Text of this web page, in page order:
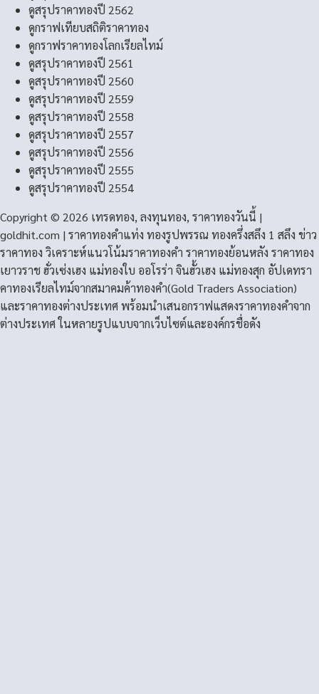
ดูสรุปราคาทองปี 2562
ดูกราฟเทียบสถิติราคาทอง
ดูกราฟราคาทองโลกเรียลไทม์
ดูสรุปราคาทองปี 2561
ดูสรุปราคาทองปี 2560
ดูสรุปราคาทองปี 2559
ดูสรุปราคาทองปี 2558
ดูสรุปราคาทองปี 2557
ดูสรุปราคาทองปี 2556
ดูสรุปราคาทองปี 2555
ดูสรุปราคาทองปี 2554
Copyright © 2026 เทรดทอง, ลงทุนทอง, ราคาทองวันนี้ |
goldhit.com | ราคาทองคําแท่ง ทองรูปพรรณ ทองครึ่งสลึง 1 สลึง ข่าว
ราคาทอง วิเคราะห์แนวโน้มราคาทองคํา ราคาทองย้อนหลัง ราคาทอง
เยาวราช ฮั่วเซ่งเฮง แม่ทองใบ ออโรร่า จินฮั้วเฮง แม่ทองสุก อัปเดทรา
คาทองเรียลไทม์จากสมาคมค้าทองคำ(Gold Traders Association)
และราคาทองต่างประเทศ พร้อมนำเสนอกราฟแสดงราคาทองคำจาก
ต่างประเทศ ในหลายรูปแบบจากเว็บไซต์และองค์กรชื่อดัง